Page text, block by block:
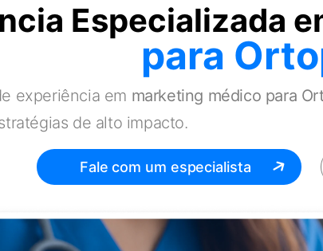
Especializada
para
experiência em marketing médico para
de alto impacto.
Fale com um especialista